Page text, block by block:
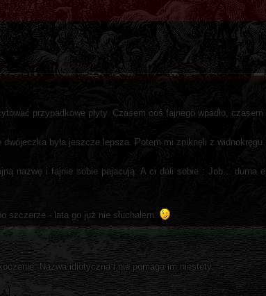
przypadkowe płyty. Czasem coś fajnego wpadło, czasem
była jeszcze lepsza. Potem mi zniknęli z widnokręgu.
nazwę i fajnie sobie pajacują. A ci dali sobie : Job... durna
- lata go już nie słuchałem.
Nazwa idiotyczna i nie pomaga im niestety.